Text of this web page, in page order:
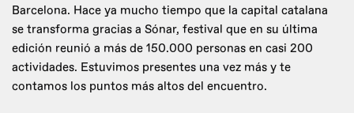
Barcelona. Hace ya mucho tiempo que la capital catalana
se transforma gracias a Sónar, festival que en su última
edición reunió a más de 150.000 personas en casi 200
actividades. Estuvimos presentes una vez más y te
contamos los puntos más altos del encuentro.